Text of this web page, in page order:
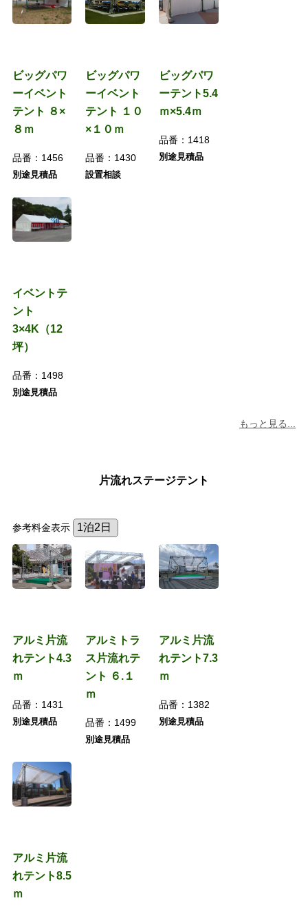
ビッグパワ
ーイベント
テント ８×
８ｍ
品番： 1456
別途見積品
ビッグパワ
ーイベント
テント １０
×１０ｍ
品番： 1430
設置相談
ビッグパワ
ーテント5.4
ｍ×5.4ｍ
品番： 1418
別途見積品
イベントテ
ント
3×4K（12
坪）
品番： 1498
別途見積品
もっと見る...
片流れステージテント
参考料金表示
アルミ片流
れテント4.3
ｍ
品番： 1431
別途見積品
アルミトラ
ス片流れテ
ント ６.１
ｍ
品番： 1499
別途見積品
アルミ片流
れテント7.3
ｍ
品番： 1382
別途見積品
アルミ片流
れテント8.5
ｍ